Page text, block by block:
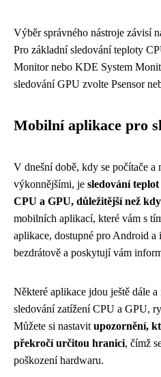
Výběr správného nástroje závisí
Pro základní sledování teploty
Monitor nebo KDE System
sledování GPU zvolte Psensor
Mobilní aplikace pro
V dnešní době, kdy se počítače a
výkonnějšími, je sledování
CPU a GPU, důležitější než
mobilních aplikací, které vám s
aplikace, dostupné pro Android
bezdrátově a poskytují vám
Některé aplikace jdou ještě dále
sledování zatížení CPU a GPU,
Můžete si nastavit upozornění,
překročí určitou hranici, čímž
poškození hardwaru.